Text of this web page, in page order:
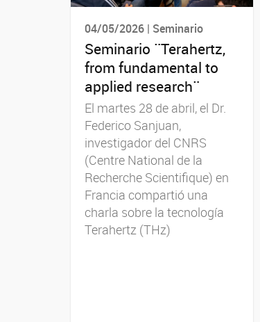
04/05/2026 | Seminario
Seminario ¨Terahertz,
from fundamental to
applied research¨
El martes 28 de abril, el Dr.
Federico Sanjuan,
investigador del CNRS
(Centre National de la
Recherche Scientifique) en
Francia compartió una
charla sobre la tecnología
Terahertz (THz)